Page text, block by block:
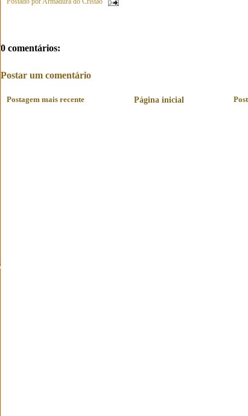
0 comentários:
Postar um comentário
Postagem mais recente Página inicial